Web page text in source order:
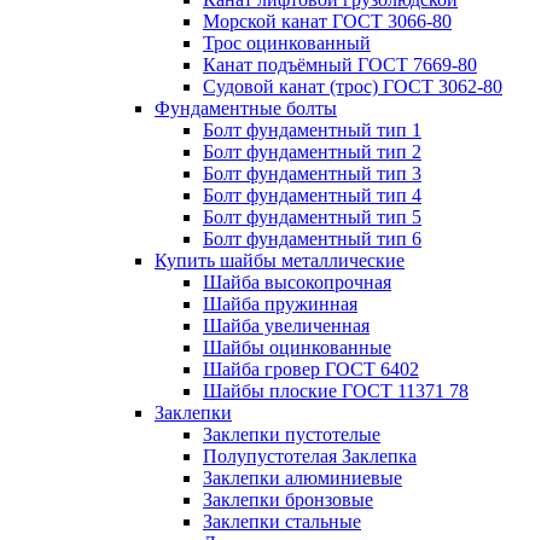
Морской канат ГОСТ 3066-80
Трос оцинкованный
Канат подъёмный ГОСТ 7669-80
Судовой канат (трос) ГОСТ 3062-80
Фундаментные болты
Болт фундаментный тип 1
Болт фундаментный тип 2
Болт фундаментный тип 3
Болт фундаментный тип 4
Болт фундаментный тип 5
Болт фундаментный тип 6
Купить шайбы металлические
Шайба высокопрочная
Шайба пружинная
Шайба увеличенная
Шайбы оцинкованные
Шайба гровер ГОСТ 6402
Шайбы плоские ГОСТ 11371 78
Заклепки
Заклепки пустотелые
Полупустотелая Заклепка
Заклепки алюминиевые
Заклепки бронзовые
Заклепки стальные